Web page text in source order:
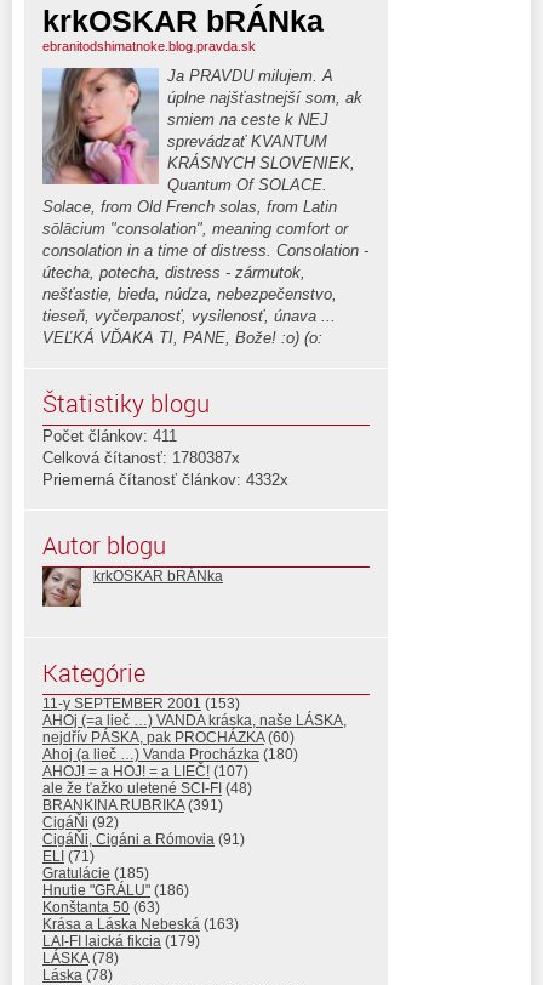
krkOSKAR bRÁNka
ebranitodshimatnoke.blog.pravda.sk
Ja PRAVDU milujem. A
úplne najšťastnejší som, ak
smiem na ceste k NEJ
sprevádzať KVANTUM
KRÁSNYCH SLOVENIEK,
Quantum Of SOLACE.
Solace, from Old French solas, from Latin
sōlācium "consolation", meaning comfort or
consolation in a time of distress. Consolation -
útecha, potecha, distress - zármutok,
nešťastie, bieda, núdza, nebezpečenstvo,
tieseň, vyčerpanosť, vysilenosť, únava ...
VEĽKÁ VĎAKA TI, PANE, Bože! :o) (o:
Štatistiky blogu
Počet článkov: 411
Celková čítanosť: 1780387x
Priemerná čítanosť článkov: 4332x
Autor blogu
krkOSKAR bRÁNka
Kategórie
11-y SEPTEMBER 2001 (153)
AHOj (=a lieč …) VANDA kráska, naše LÁSKA,
nejdřív PÁSKA, pak PROCHÁZKA(60)
Ahoj (a lieč …) Vanda Procházka (180)
AHOJ! = a HOJ! = a LIEČ! (107)
ale že ťažko uletené SCI-FI (48)
BRANKINA RUBRIKA(391)
CigáŇi (92)
CigáŇi, Cigáni a Rómovia (91)
ELI (71)
Gratulácie (185)
Hnutie "GRÁLU" (186)
Konštanta 50 (63)
Krása a Láska Nebeská (163)
LAI-FI laická fikcia (179)
LÁSKA(78)
Láska (78)